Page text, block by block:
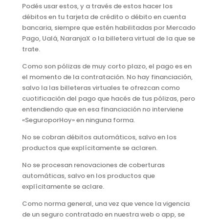
Podés usar estos, y a través de estos hacer los
débitos en tu tarjeta de crédito o débito en cuenta
bancaria, siempre que estén habilitadas por Mercado
Pago, Ualá, NaranjaX o la billetera virtual de la que se
trate.
Como son pólizas de muy corto plazo, el pago es en
el momento de la contratación. No hay financiación,
salvo la las billeteras virtuales te ofrezcan como
cuotificación del pago que hacés de tus pólizas, pero
entendiendo que en esa financiación no interviene
«SeguroporHoy» en ninguna forma.
No se cobran débitos automáticos, salvo en los
productos que explícitamente se aclaren.
No se procesan renovaciones de coberturas
automáticas, salvo en los productos que
explícitamente se aclare.
Como norma general, una vez que vence la vigencia
de un seguro contratado en nuestra web o app, se